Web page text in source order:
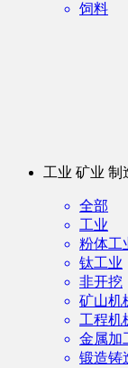
饲料
工业 矿业 制
全部
工业
粉体工
钛工业
非开挖
矿山机
工程机
金属加
锻造铸